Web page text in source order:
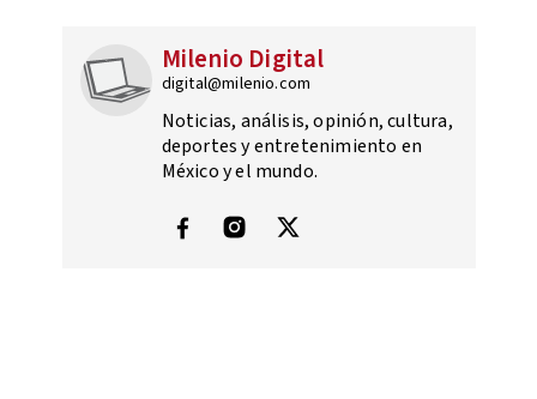
Milenio Digital
digital@milenio.com
Noticias, análisis, opinión, cultura,
deportes y entretenimiento en
México y el mundo.